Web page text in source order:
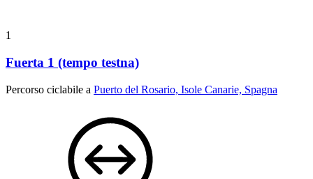
1
Fuerta 1 (tempo testna)
Percorso ciclabile a Puerto del Rosario, Isole Canarie, Spagna